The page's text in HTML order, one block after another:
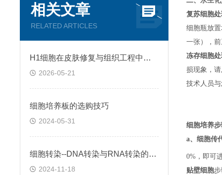
相关文章
RELATED ARTICLES
H1细胞在皮肤修复与组织工程中的应用前景
2026-05-21
细胞培养板的选购技巧
2024-05-31
细胞转染--DNA转染与RNA转染的区别
2024-11-18
复苏细胞
细胞瓶放
一张）
，
冻存细胞
损现象，
技术人员
细胞培养
a、 细胞传
0%，即可
贴壁细胞